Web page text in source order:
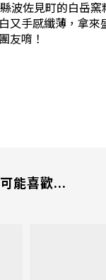
佐見町的白岳
手感纖薄，拿
友唷！
能喜歡...